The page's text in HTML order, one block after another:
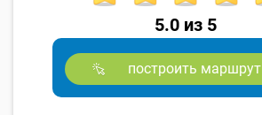
5.0 из 5
построить маршрут